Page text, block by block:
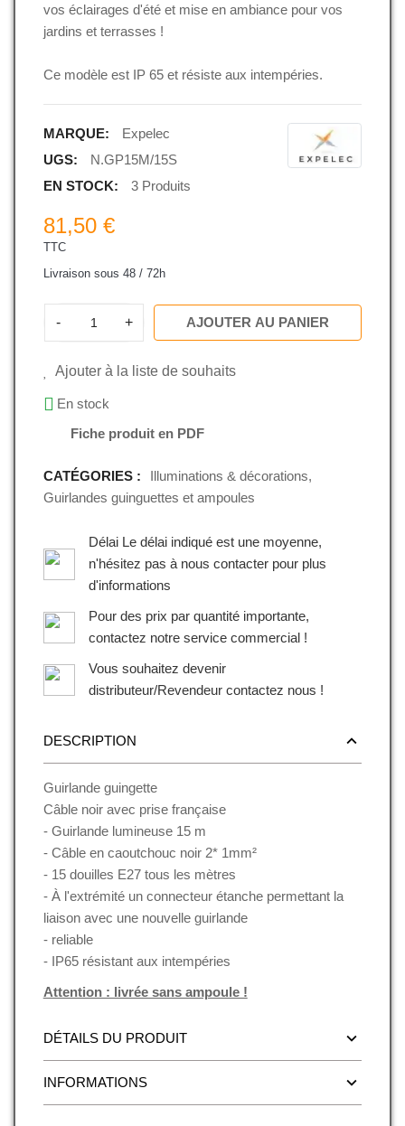
vos éclairages d'été et mise en ambiance pour vos
jardins et terrasses !
Ce modèle est IP 65 et résiste aux intempéries.
MARQUE:
Expelec
UGS:
N.GP15M/15S
EN STOCK:
3 Produits
81,50 €
TTC
Livraison sous 48 / 72h
- + AJOUTER AU PANIER
Ajouter à la liste de souhaits
En stock
Fiche produit en PDF
CATÉGORIES : Illuminations & décorations,
Guirlandes guinguettes et ampoules
Délai Le délai indiqué est une moyenne,
n'hésitez pas à nous contacter pour plus
d'informations
Pour des prix par quantité importante,
contactez notre service commercial !
Vous souhaitez devenir
distributeur/Revendeur contactez nous !
DESCRIPTION
Guirlande guingette
Câble noir avec prise française
- Guirlande lumineuse 15 m
- Câble en caoutchouc noir 2* 1mm²
- 15 douilles E27 tous les mètres
- À l'extrémité un connecteur étanche permettant la
liaison avec une nouvelle guirlande
- reliable
- IP65 résistant aux intempéries
Attention : livrée sans ampoule !
DÉTAILS DU PRODUIT
INFORMATIONS